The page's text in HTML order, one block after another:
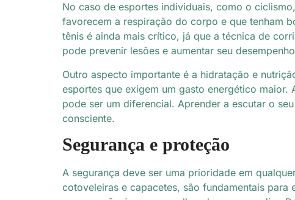
No caso de esportes individuais, como o
favorecem a respiração do corpo e que tenham
tênis é ainda mais crítico, já que a técnica de
pode prevenir lesões e aumentar seu
Outro aspecto importante é a hidratação e
esportes que exigem um gasto energético
pode ser um diferencial. Aprender a escutar o
consciente.
Segurança e proteção
A segurança deve ser uma prioridade em
cotoveleiras e capacetes, são fundamentais